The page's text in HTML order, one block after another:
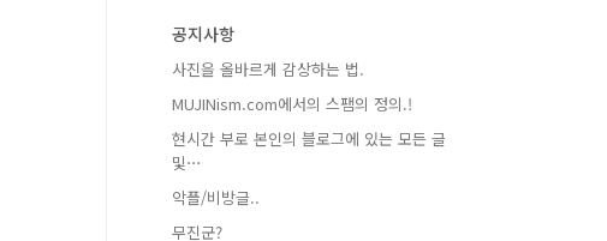
공지사항
사진을 올바르게 감상하는 법.
MUJINism.com에서의 스팸의 정의.!
현시간 부로 본인의 블로그에 있는 모든 글
및⋯
악플/비방글..
무진군?